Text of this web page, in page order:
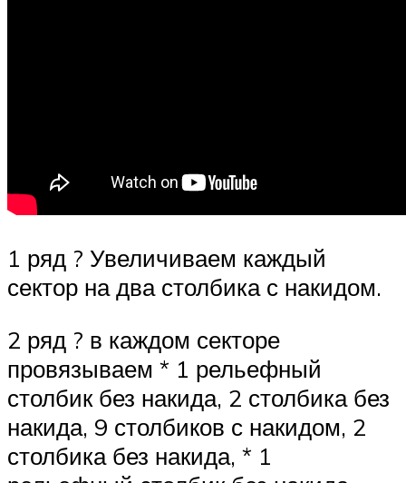
1 ряд ? Увеличиваем каждый
сектор на два столбика с накидом.
2 ряд ? в каждом секторе
провязываем * 1 рельефный
столбик без накида, 2 столбика без
накида, 9 столбиков с накидом, 2
столбика без накида, * 1